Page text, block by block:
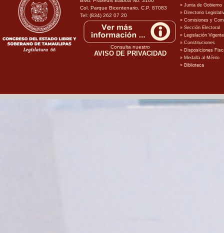
Col. Parque Bicentenario, C.P. 87083
Tel: (834) 262 07 20
Consulta nuestro
AVISO DE PRIVACIDAD